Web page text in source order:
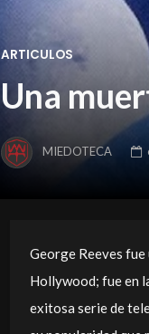
ARTICULOS
Una
MIEDOTECA
George Reeves
Hollywood; fue en
exitosa serie de